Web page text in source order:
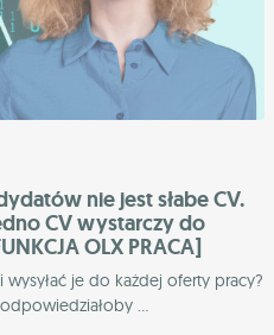
nie jest słabe CV.
CV wystarczy do
OLX PRACA]
je do każdej oferty pracy?
...